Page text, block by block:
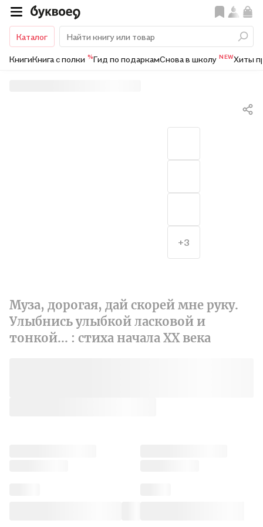
Каталог
КнигиКнига с полки %Гид по подаркамСнова в школу NEWХиты
Муза, дорогая, дай скорей мне руку.
Улыбнись улыбкой ласковой и
тонкой... : стиха начала XX века
+3